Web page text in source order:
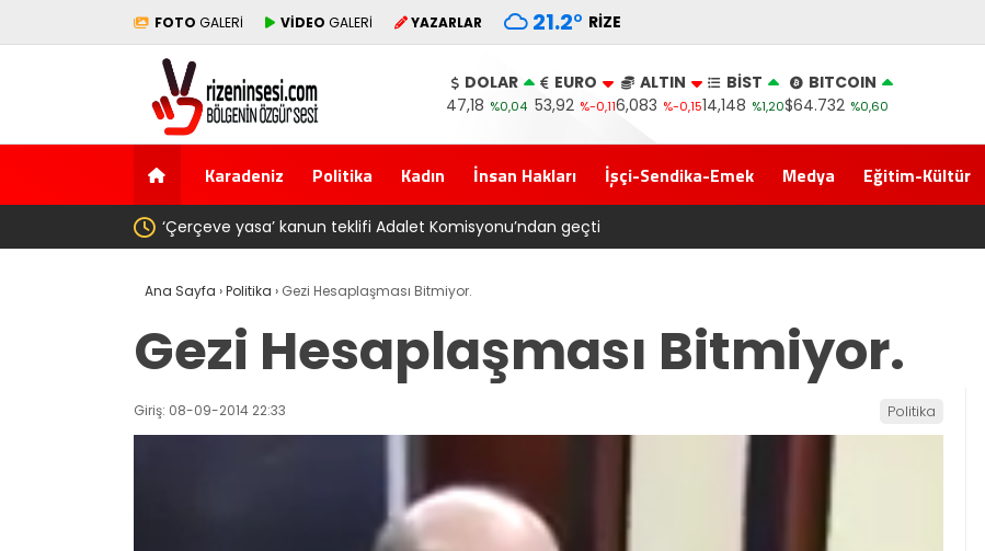
FOTO GALERİ VİDEO GALERİ YAZARLAR 21.2° RIZE
DOLAR
47,18 %0,04
EURO
53,92 %-0,11
ALTIN
6,083 %-0,15
BİST
14,148 %1,20
BITCOIN
$64.732 %0,60
Karadeniz Politika Kadın İnsan Hakları İşçi-Sendika-Emek Medya Eğitim-Kültür
AKP’li Başkan Metin Genç’e Forma tepkisi çığ gibi: Dilek Ilgın Ela adlı yurttaş ise ” Genç, köyünde
Ana Sayfa ›Politika › Gezi Hesaplaşması Bitmiyor.
Gezi Hesaplaşması Bitmiyor.
Giriş: 08-09-2014 22:33 Politika